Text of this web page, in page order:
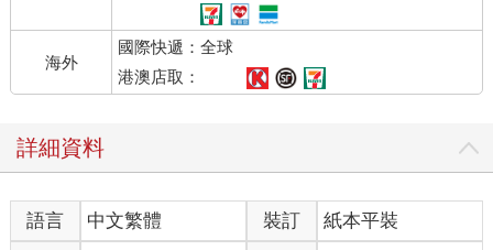
海外
國際快遞：全球
港澳店取：
詳細資料
語言 中文繁體 裝訂
紙本平裝